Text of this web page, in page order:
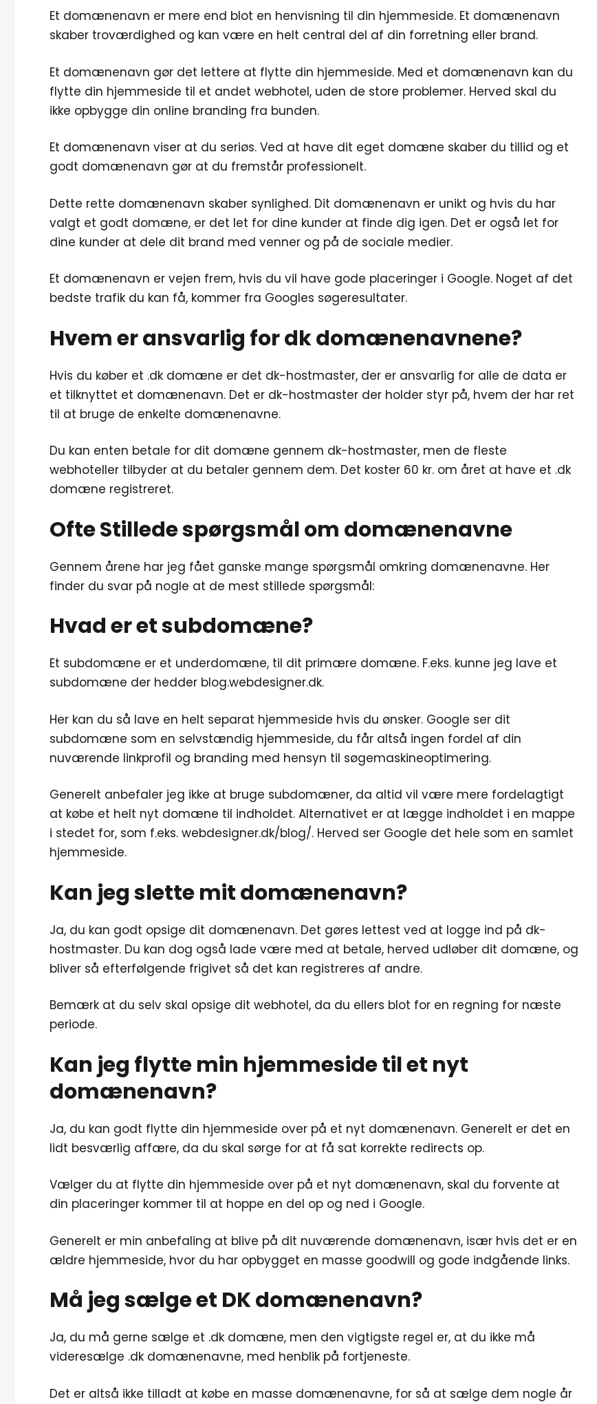
Et domænenavn er mere end blot en henvisning til din hjemmeside. Et domænenavn
skaber troværdighed og kan være en helt central del af din forretning eller brand.
Et domænenavn gør det lettere at flytte din hjemmeside. Med et domænenavn kan du
flytte din hjemmeside til et andet webhotel, uden de store problemer. Herved skal du
ikke opbygge din online branding fra bunden.
Et domænenavn viser at du seriøs. Ved at have dit eget domæne skaber du tillid og et
godt domænenavn gør at du fremstår professionelt.
Dette rette domænenavn skaber synlighed. Dit domænenavn er unikt og hvis du har
valgt et godt domæne, er det let for dine kunder at finde dig igen. Det er også let for
dine kunder at dele dit brand med venner og på de sociale medier.
Et domænenavn er vejen frem, hvis du vil have gode placeringer i Google. Noget af det
bedste trafik du kan få, kommer fra Googles søgeresultater.
Hvem er ansvarlig for dk domænenavnene?
Hvis du køber et .dk domæne er det dk-hostmaster, der er ansvarlig for alle de data er
et tilknyttet et domænenavn. Det er dk-hostmaster der holder styr på, hvem der har ret
til at bruge de enkelte domænenavne.
Du kan enten betale for dit domæne gennem dk-hostmaster, men de fleste
webhoteller tilbyder at du betaler gennem dem. Det koster 60 kr. om året at have et .dk
domæne registreret.
Ofte Stillede spørgsmål om domænenavne
Gennem årene har jeg fået ganske mange spørgsmål omkring domænenavne. Her
finder du svar på nogle at de mest stillede spørgsmål:
Hvad er et subdomæne?
Et subdomæne er et underdomæne, til dit primære domæne. F.eks. kunne jeg lave et
subdomæne der hedder blog.webdesigner.dk.
Her kan du så lave en helt separat hjemmeside hvis du ønsker. Google ser dit
subdomæne som en selvstændig hjemmeside, du får altså ingen fordel af din
nuværende linkprofil og branding med hensyn til søgemaskineoptimering.
Generelt anbefaler jeg ikke at bruge subdomæner, da altid vil være mere fordelagtigt
at købe et helt nyt domæne til indholdet. Alternativet er at lægge indholdet i en mappe
i stedet for, som f.eks. webdesigner.dk/blog/. Herved ser Google det hele som en samlet
hjemmeside.
Kan jeg slette mit domænenavn?
Ja, du kan godt opsige dit domænenavn. Det gøres lettest ved at logge ind på dk-
hostmaster. Du kan dog også lade være med at betale, herved udløber dit domæne, og
bliver så efterfølgende frigivet så det kan registreres af andre.
Bemærk at du selv skal opsige dit webhotel, da du ellers blot for en regning for næste
periode.
Kan jeg flytte min hjemmeside til et nyt
domænenavn?
Ja, du kan godt flytte din hjemmeside over på et nyt domænenavn. Generelt er det en
lidt besværlig affære, da du skal sørge for at få sat korrekte redirects op.
Vælger du at flytte din hjemmeside over på et nyt domænenavn, skal du forvente at
din placeringer kommer til at hoppe en del op og ned i Google.
Generelt er min anbefaling at blive på dit nuværende domænenavn, især hvis det er en
ældre hjemmeside, hvor du har opbygget en masse goodwill og gode indgående links.
Må jeg sælge et DK domænenavn?
Ja, du må gerne sælge et .dk domæne, men den vigtigste regel er, at du ikke må
videresælge .dk domænenavne, med henblik på fortjeneste.
Det er altså ikke tilladt at købe en masse domænenavne, for så at sælge dem nogle år